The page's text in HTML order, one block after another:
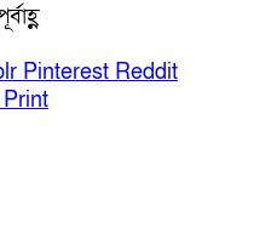
Pinterest Reddit
Print